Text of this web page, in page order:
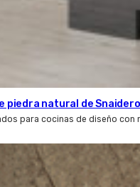
piedra natural de Snaidero
para cocinas de diseño